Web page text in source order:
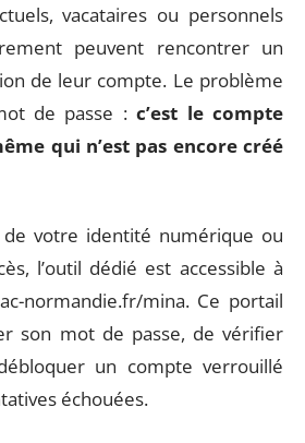
vacataires ou personnels
peuvent rencontrer un
de leur compte. Le problème
de passe :c’est le compte
qui n’est pas encore créé
de votre identité numérique ou
l’outil dédié est accessible à
normandie.fr/mina. Ce portail
son mot de passe, de vérifier
un compte verrouillé
échouées.